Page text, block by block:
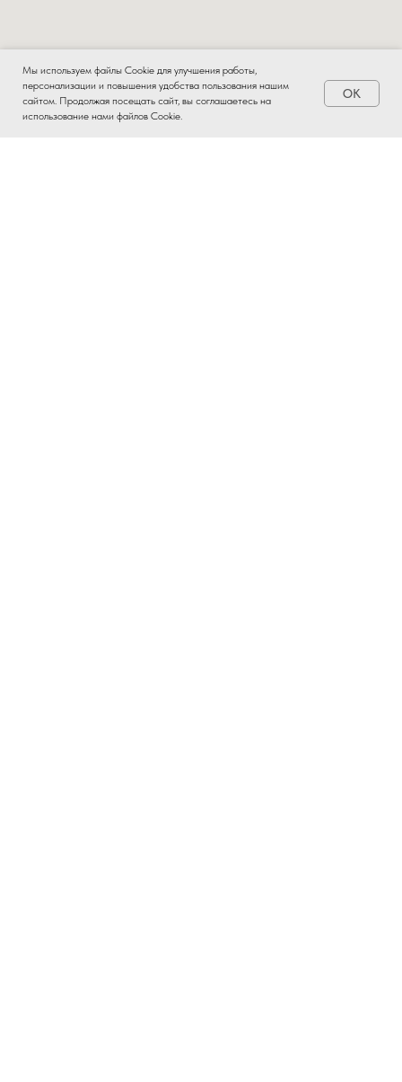
Мы используем файлы Cookie для улучшения работы,
персонализации и повышения удобства пользования нашим
сайтом. Продолжая посещать сайт, вы соглашаетесь на
использование нами файлов Cookie.
OK